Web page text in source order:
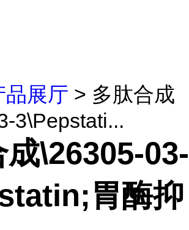
品展厅 > 多肽合成
3\Pepstati...
成\26305-03-
胃酶抑